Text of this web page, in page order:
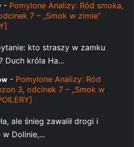
- Pomylone Analizy: Ród smoka,
7 – „Smok w zimie”
kto straszy w zamku
Duch króla Ha...
- Pomylone Analizy: Ród
3, odcinek 7 – „Smok w
ale śnieg zawalił drogi i
w Dolinie,...